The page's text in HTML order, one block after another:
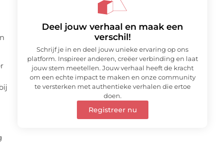
Deel jouw verhaal en maak een
verschil!
Schrijf je in en deel jouw unieke ervaring op ons
platform. Inspireer anderen, creëer verbinding en laat
jouw stem meetellen. Jouw verhaal heeft de kracht
om een echte impact te maken en onze community
te versterken met authentieke verhalen die ertoe
doen.
Registreer nu